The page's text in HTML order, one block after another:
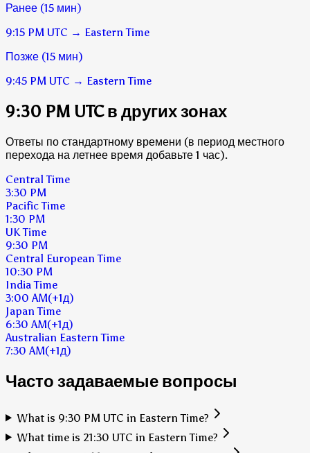
Ранее (15 мин)
9:15 PM UTC → Eastern Time
Позже (15 мин)
9:45 PM UTC → Eastern Time
9:30 PM UTC в других зонах
Ответы по стандартному времени (в период местного
перехода на летнее время добавьте 1 час).
Central Time
3:30 PM
Pacific Time
1:30 PM
UK Time
9:30 PM
Central European Time
10:30 PM
India Time
3:00 AM(+1д)
Japan Time
6:30 AM(+1д)
Australian Eastern Time
7:30 AM(+1д)
Часто задаваемые вопросы
What is 9:30 PM UTC in Eastern Time?
What time is 21:30 UTC in Eastern Time?